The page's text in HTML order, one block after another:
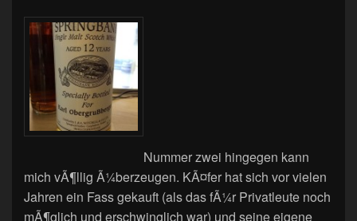
Nummer zwei hingegen kann
mich vÃ¶llig Ã¼berzeugen. KÃ¤fer hat sich vor vielen
Jahren ein Fass gekauft (als das fÃ¼r Privatleute noch
mÃ¶glich und erschwinglich war) und seine eigene